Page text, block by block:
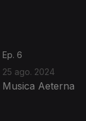
Ep. 6
25 ago. 2024
Musica Aeterna